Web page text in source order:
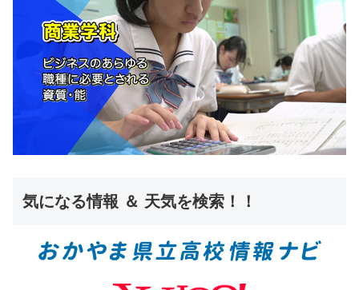
気になる情報 ＆ 天気を検索！！